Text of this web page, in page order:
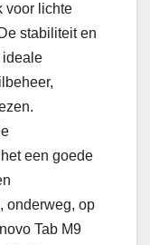
voor lichte
stabiliteit en
ideale
een goede
onderweg, op
Tab M9